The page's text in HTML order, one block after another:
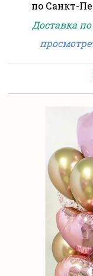
по Санкт-
Доставка